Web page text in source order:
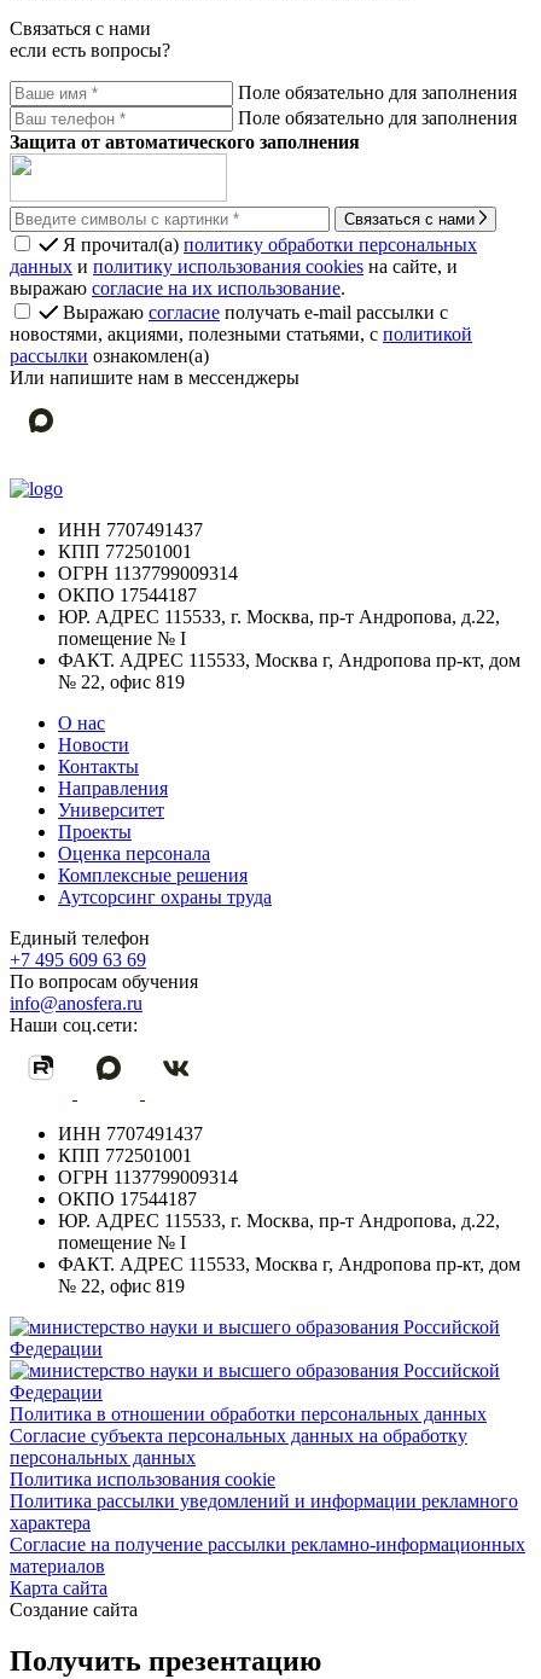
Связаться с нами
если есть вопросы?
Поле обязательно для заполнения
Поле обязательно для заполнения
Защита от автоматического заполнения
Связаться с нами
Я прочитал(а) политику обработки персональных
данных и политику использования cookies на сайте, и
выражаю согласие на их использование.
Выражаю согласие получать e-mail рассылки с
новостями, акциями, полезными статьями, с политикой
рассылки ознакомлен(а)
Или напишите нам в мессенджеры
ИНН 7707491437
КПП 772501001
ОГРН 1137799009314
ОКПО 17544187
ЮР. АДРЕС 115533, г. Москва, пр-т Андропова, д.22,
помещение № I
ФАКТ. АДРЕС 115533, Москва г, Андропова пр-кт, дом
№ 22, офис 819
О нас
Новости
Контакты
Направления
Университет
Проекты
Оценка персонала
Комплексные решения
Аутсорсинг охраны труда
Единый телефон
+7 495 609 63 69
По вопросам обучения
info@anosfera.ru
Наши соц.сети:
ИНН 7707491437
КПП 772501001
ОГРН 1137799009314
ОКПО 17544187
ЮР. АДРЕС 115533, г. Москва, пр-т Андропова, д.22,
помещение № I
ФАКТ. АДРЕС 115533, Москва г, Андропова пр-кт, дом
№ 22, офис 819
Политика в отношении обработки персональных данных
Согласие субъекта персональных данных на обработку
персональных данных
Политика использования cookie
Политика рассылки уведомлений и информации рекламного
характера
Согласие на получение рассылки рекламно-информационных
материалов
Карта сайта
Создание сайта
Получить презентацию